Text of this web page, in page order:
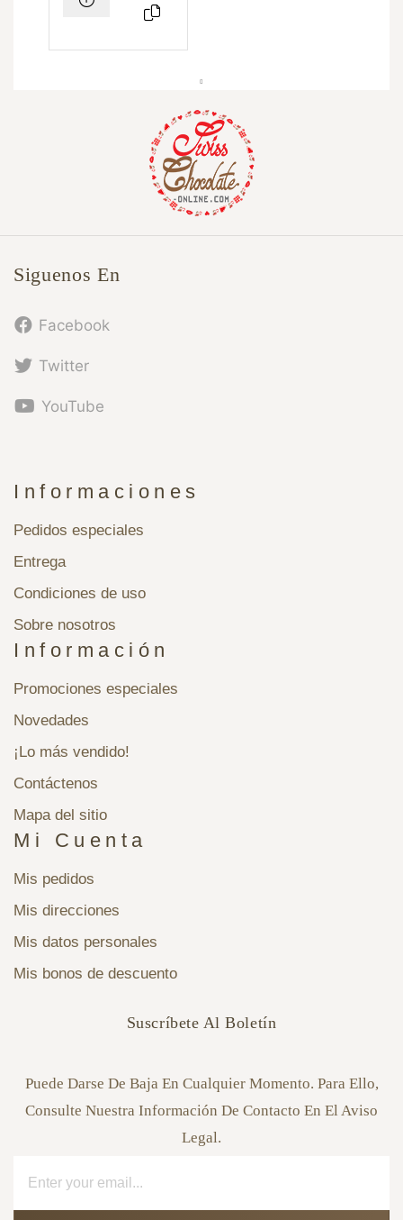
Siguenos En
Facebook
Twitter
YouTube
Informaciones
Pedidos especiales
Entrega
Condiciones de uso
Sobre nosotros
Información
Promociones especiales
Novedades
¡Lo más vendido!
Contáctenos
Mapa del sitio
Mi Cuenta
Mis pedidos
Mis direcciones
Mis datos personales
Mis bonos de descuento
Suscríbete Al Boletín
Puede Darse De Baja En Cualquier Momento. Para Ello,
Consulte Nuestra Información De Contacto En El Aviso
Legal.